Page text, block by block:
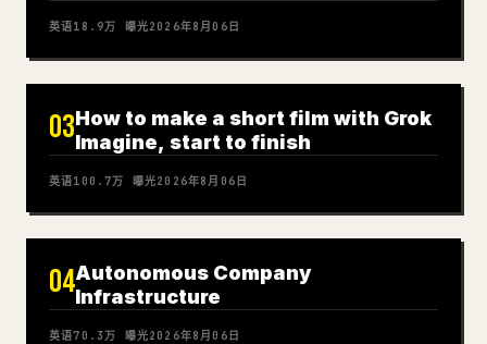
英语18.9万 曝光2026年8月06日
03How to make a short film with Grok
Imagine, start to finish
英语100.7万 曝光2026年8月06日
04Autonomous Company
Infrastructure
英语70.3万 曝光2026年8月06日